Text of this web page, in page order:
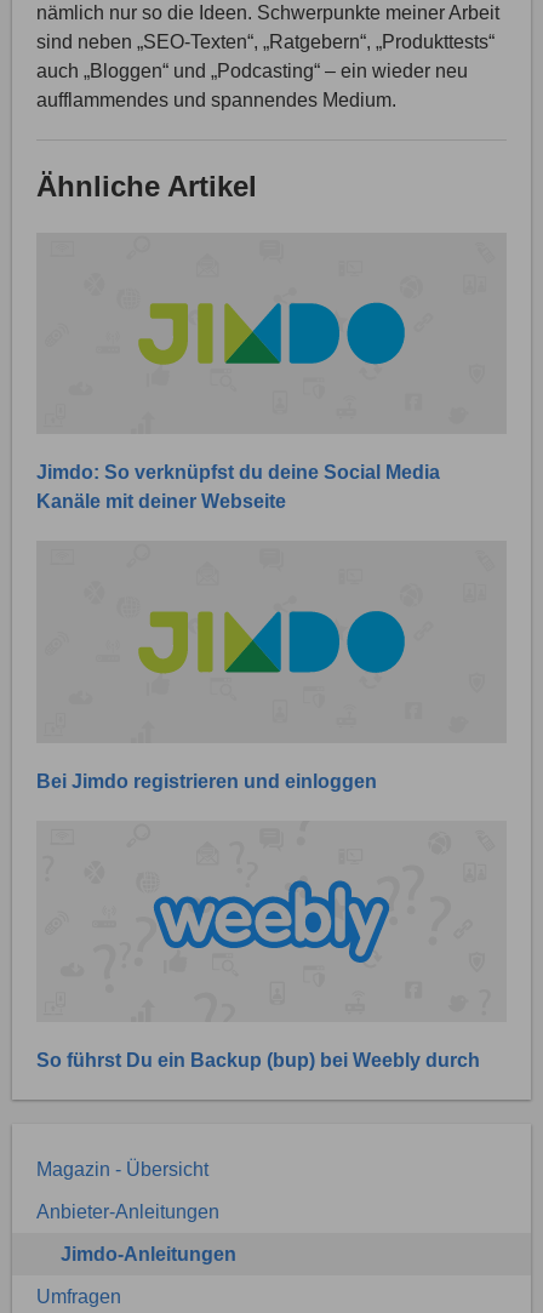
nämlich nur so die Ideen. Schwerpunkte meiner Arbeit
sind neben „SEO-Texten“, „Ratgebern“, „Produkttests“
auch „Bloggen“ und „Podcasting“ – ein wieder neu
aufflammendes und spannendes Medium.
Ähnliche Artikel
Jimdo: So verknüpfst du deine Social Media
Kanäle mit deiner Webseite
Bei Jimdo registrieren und einloggen
So führst Du ein Backup (bup) bei Weebly durch
Magazin - Übersicht
Anbieter-Anleitungen
Jimdo-Anleitungen
Umfragen